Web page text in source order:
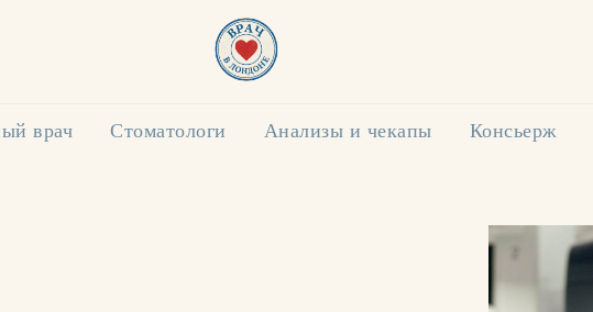
врач Стоматологи Анализы и чекапы Консьерж